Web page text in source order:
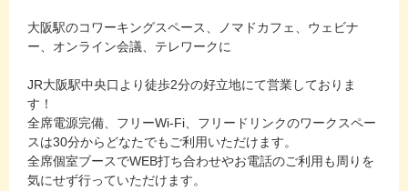
大阪駅のコワーキングスペース、ノマドカフェ、ウェビナ
ー、オンライン会議、テレワークに
JR大阪駅中央口より徒歩2分の好立地にて営業しておりま
す！
全席電源完備、フリーWi-Fi、フリードリンクのワークスペー
スは30分からどなたでもご利用いただけます。
全席個室ブースでWEB打ち合わせやお電話のご利用も周りを
気にせず行っていただけます。